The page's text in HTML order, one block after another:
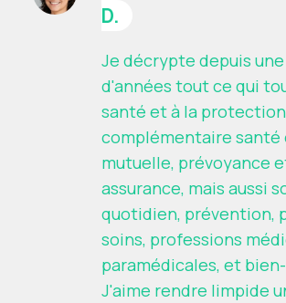
D.
Je décrypte depuis
d'années tout ce qui
santé et à la
complémentaire santé
mutuelle, prévoyance
assurance, mais aussi
quotidien, prévention,
soins, professions
paramédicales, et
J'aime rendre limpide